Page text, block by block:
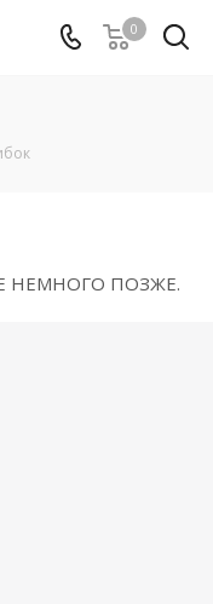
0
НЕМНОГО ПОЗЖЕ.